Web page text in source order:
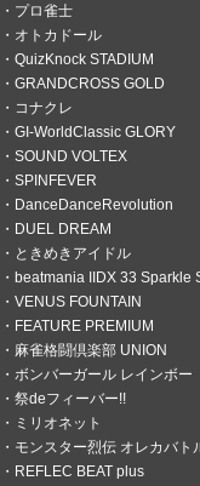
プロ雀士
オトカドール
QuizKnock STADIUM
GRANDCROSS GOLD
コナクレ
GI-WorldClassic GLORY
SOUND VOLTEX
SPINFEVER
DanceDanceRevolution
DUEL DREAM
ときめきアイドル
beatmania IIDX 33 Sparkle
VENUS FOUNTAIN
FEATURE PREMIUM
麻雀格闘倶楽部 UNION
ボンバーガール レインボー
祭deフィーバー!!
ミリオネット
モンスター烈伝 オレカバトル2 パン
REFLEC BEAT plus